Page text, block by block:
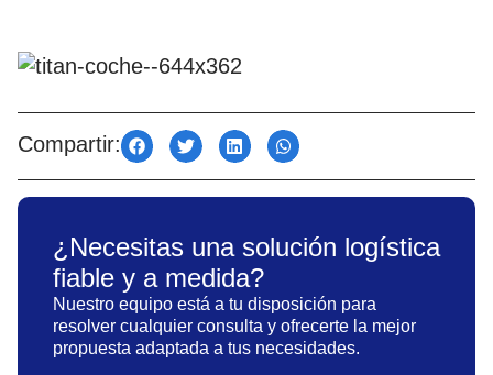
Compartir:
¿Necesitas una solución logística
fiable y a medida?
Nuestro equipo está a tu disposición para
resolver cualquier consulta y ofrecerte la mejor
propuesta adaptada a tus necesidades.